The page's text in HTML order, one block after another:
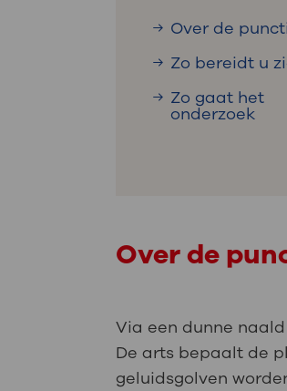
Over de
Zo bereidt u
Zo gaat het
onderzoek
Over de
Via een dunne
De arts bepaalt de
geluidsgolven